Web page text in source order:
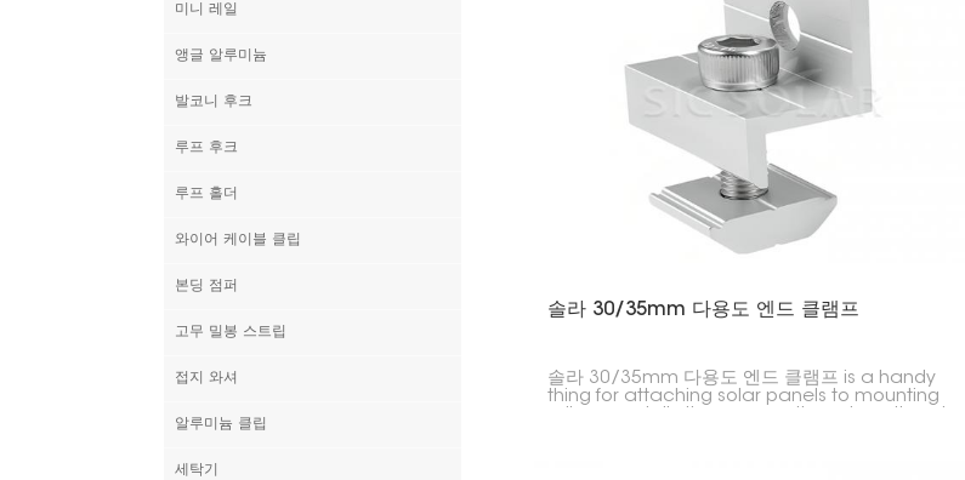
미니 레일
앵글 알루미늄
발코니 후크
루프 후크
루프 홀더
와이어 케이블 클립
본딩 점퍼
고무 밀봉 스트립
접지 와셔
알루미늄 클립
세탁기
솔라 30/35mm 다용도 엔드 클램프
솔라 30/35mm 다용도 엔드 클램프 is a handy
thing for attaching solar panels to mounting